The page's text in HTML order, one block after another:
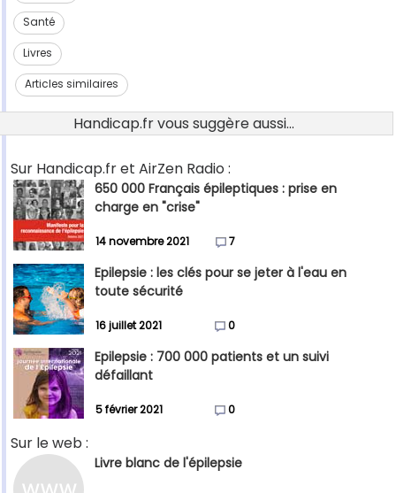
Santé
Livres
Articles similaires
Handicap.fr vous suggère aussi...
Sur Handicap.fr et AirZen Radio :
650 000 Français épileptiques : prise en
charge en "crise"
14 novembre 2021 7
Epilepsie : les clés pour se jeter à l'eau en
toute sécurité
16 juillet 2021 0
Epilepsie : 700 000 patients et un suivi
défaillant
5 février 2021 0
Sur le web :
Livre blanc de l'épilepsie